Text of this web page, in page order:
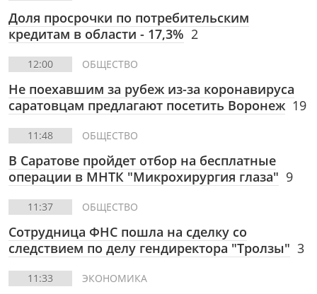
Доля просрочки по потребительским
кредитам в области - 17,3% 2
12:00 ОБЩЕСТВО
Не поехавшим за рубеж из-за коронавируса
саратовцам предлагают посетить Воронеж 19
11:48 ОБЩЕСТВО
В Саратове пройдет отбор на бесплатные
операции в МНТК "Микрохирургия глаза" 9
11:37 ОБЩЕСТВО
Сотрудница ФНС пошла на сделку со
следствием по делу гендиректора "Тролзы" 3
11:33 ЭКОНОМИКА